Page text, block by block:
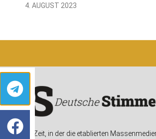
4. AUGUST 2023
In einer Zeit, in der die etablierten